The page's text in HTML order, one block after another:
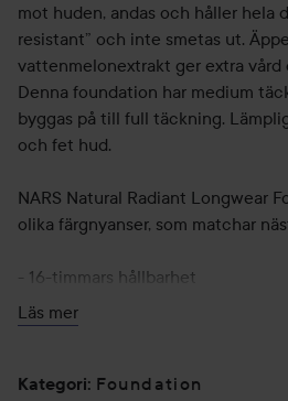
mot huden, andas och håller hela
resistant” och inte smetas ut.
vattenmelonextrakt ger extra
Denna foundation har medium
byggas på till full täckning.
och fet hud.
NARS Natural Radiant Longwear
olika färgnyanser, som matchar
- 16-timmars hållbarhet
- Medium till full täckning
- Naturlig finish
- Skin Optemizing Complex
Läs mer
Kategori: Foundation